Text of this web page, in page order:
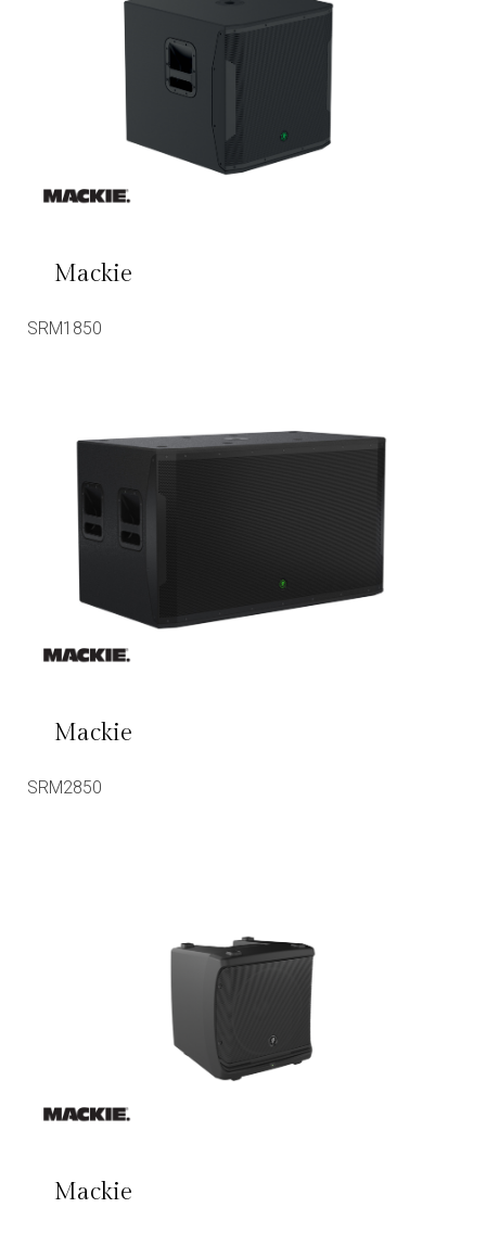
Mackie
SRM1850
Mackie
SRM2850
Mackie